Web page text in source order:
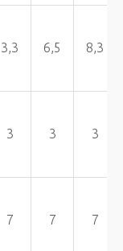
3,3 6,5 8,3
3 3 3
7 7 7